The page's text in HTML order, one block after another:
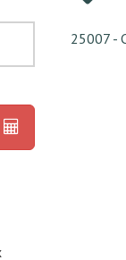
25007 -